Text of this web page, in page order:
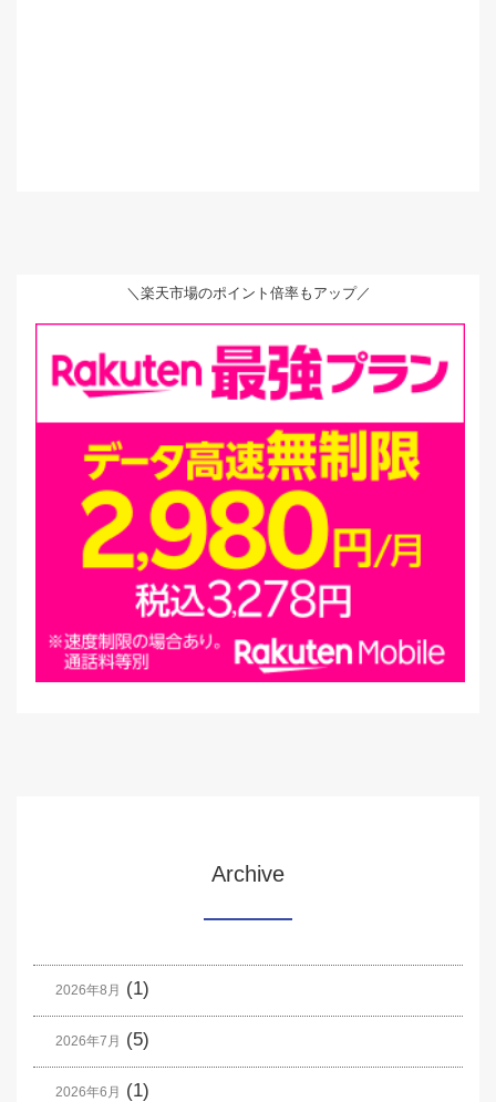
＼楽天市場のポイント倍率もアップ／
Archive
2026年8月 (1)
2026年7月 (5)
2026年6月 (1)